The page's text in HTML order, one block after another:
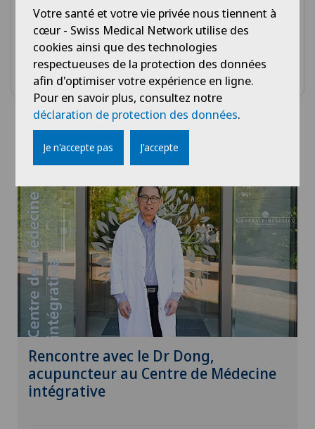
Actualités
Rencontre avec le Dr Dong,
acupuncteur au Centre de Médecine
intégrative
Votre santé et votre vie privée nous tiennent à
cœur - Swiss Medical Network utilise des
cookies ainsi que des technologies
respectueuses de la protection des données
afin d'optimiser votre expérience en ligne.
Pour en savoir plus, consultez notre
déclaration de protection des données.
Je n'accepte pas J'accepte